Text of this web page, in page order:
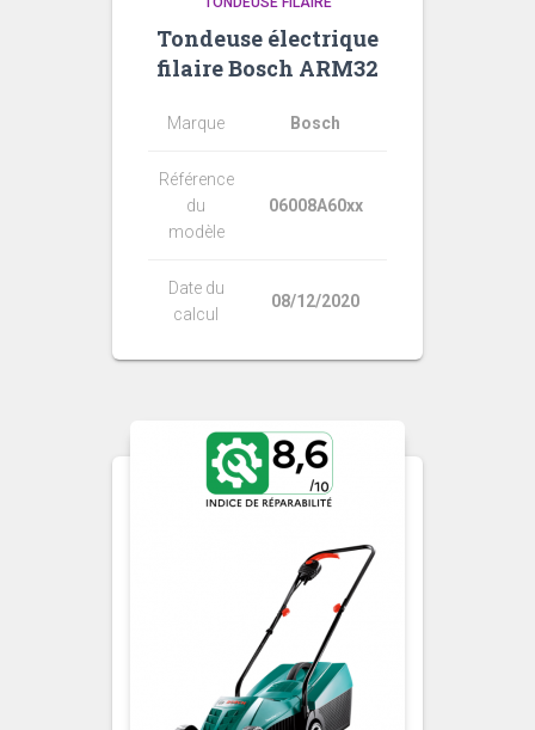
Tondeuse électrique
filaire Bosch ARM32
Marque Bosch
Référence
du
modèle
06008A60xx
Date du
calcul
08/12/2020